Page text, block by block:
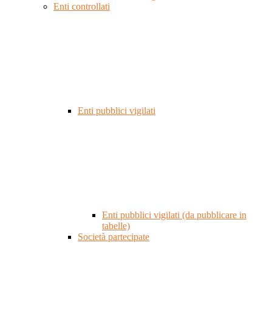
Enti controllati
Enti pubblici vigilati
Enti pubblici vigilati (da pubblicare in
tabelle)
Società partecipate